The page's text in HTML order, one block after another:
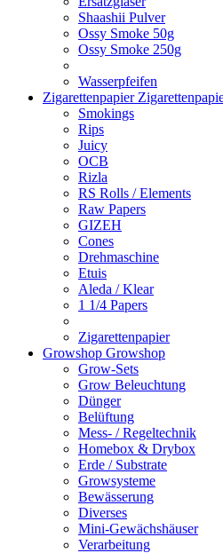
Shaashii Pulver
Ossy Smoke 50g
Ossy Smoke 250g
Wasserpfeifen
Zigarettenpapier
Smokings
Rips
Juicy
OCB
Rizla
RS Rolls / Elements
Raw Papers
GIZEH
Cones
Drehmaschine
Etuis
Aleda / Klear
1 1/4 Papers
Zigarettenpapier
Growshop Growshop
Grow-Sets
Grow Beleuchtung
Dünger
Belüftung
Mess- / Regeltechnik
Homebox & Drybox
Erde / Substrate
Growsysteme
Bewässerung
Diverses
Mini-Gewächshäuser
Verarbeitung